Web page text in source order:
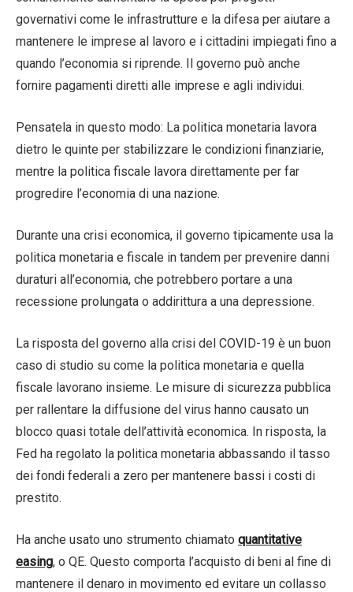
governativi come le infrastrutture e la difesa per aiutare a
mantenere le imprese al lavoro e i cittadini impiegati fino a
quando l’economia si riprende. Il governo può anche
fornire pagamenti diretti alle imprese e agli individui.
Pensatela in questo modo: La politica monetaria lavora
dietro le quinte per stabilizzare le condizioni finanziarie,
mentre la politica fiscale lavora direttamente per far
progredire l’economia di una nazione.
Durante una crisi economica, il governo tipicamente usa la
politica monetaria e fiscale in tandem per prevenire danni
duraturi all’economia, che potrebbero portare a una
recessione prolungata o addirittura a una depressione.
La risposta del governo alla crisi del COVID-19 è un buon
caso di studio su come la politica monetaria e quella
fiscale lavorano insieme. Le misure di sicurezza pubblica
per rallentare la diffusione del virus hanno causato un
blocco quasi totale dell’attività economica. In risposta, la
Fed ha regolato la politica monetaria abbassando il tasso
dei fondi federali a zero per mantenere bassi i costi di
prestito.
Ha anche usato uno strumento chiamato quantitative
easing, o QE. Questo comporta l’acquisto di beni al fine di
mantenere il denaro in movimento ed evitare un collasso